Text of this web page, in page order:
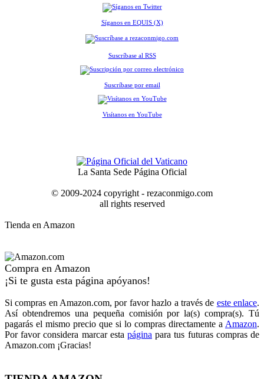
Síganos en EQUIS (X)
Suscríbase al RSS
Suscríbase por email
Visítanos en YouTube
La Santa Sede Página Oficial
© 2009-2024 copyright - rezaconmigo.com
all rights reserved
Tienda en Amazon
Compra en Amazon
¡Si te gusta esta página apóyanos!
Si compras en Amazon.com, por favor hazlo a través de este enlace.
Así obtendremos una pequeña comisión por la(s) compra(s). Tú
pagarás el mismo precio que si lo compras directamente a Amazon.
Por favor considera marcar esta página para tus futuras compras de
Amazon.com ¡Gracias!